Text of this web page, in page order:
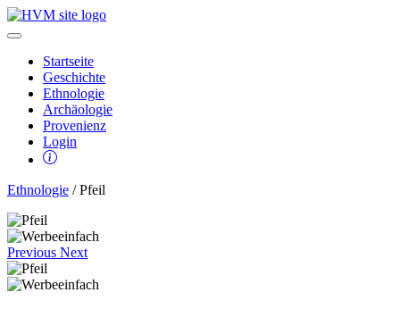
Startseite
Geschichte
Ethnologie
Archäologie
Provenienz
Login
Ethnologie / Pfeil
Previous Next